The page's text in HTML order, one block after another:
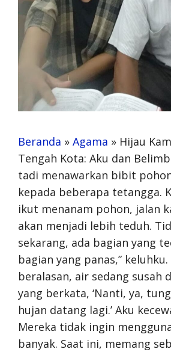
Beranda » Agama » Hijau
Tengah Kota: Aku dan
tadi menawarkan bibit
kepada beberapa tetangga.
ikut menanam pohon, jalan
akan menjadi lebih teduh.
sekarang, ada bagian yang
bagian yang panas,” keluhku.
beralasan, air sedang susah
yang berkata, ‘Nanti, ya,
hujan datang lagi.’ Aku
Mereka tidak ingin
banyak. Saat ini, memang